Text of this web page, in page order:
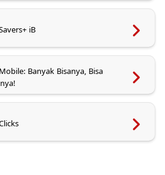
iB
Banyak Bisanya, Bisa